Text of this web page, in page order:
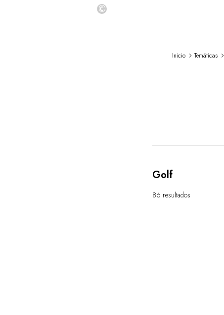
©
Inicio Temáticas
Golf
86 resultados